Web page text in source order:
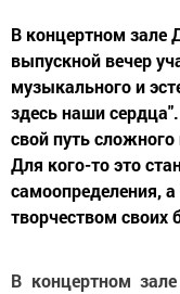
В концертном зале
выпускной вечер
музыкального и
здесь наши
свой путь сложного
Для кого-то это
самоопределения,
творчеством своих
В концертном